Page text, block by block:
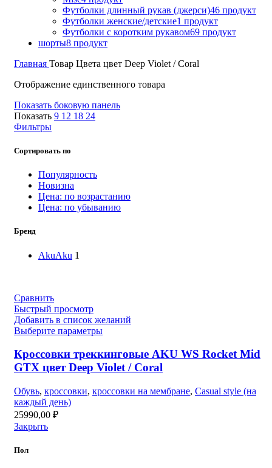
Футболки длинный рукав (джерси)46 продукт
Футболки женские/детские1 продукт
Футболки с коротким рукавом69 продукт
шорты8 продукт
Закрыть
Пол
Главная Товар Цвета цвет Deep Violet / Coral
Отображение единственного товара
Показать боковую панель
Показать 9 12 18 24
Фильтры
Сортировать по
Популярность
Новизна
Цена: по возрастанию
Цена: по убыванию
Бренд
AkuAku 1
Сравнить
Быстрый просмотр
Добавить в список желаний
Выберите параметры
Кроссовки треккинговые AKU WS Rocket Mid
GTX цвет Deep Violet / Coral
Обувь, кроссовки, кроссовки на мембране, Casual style (на
каждый день)
25990,00 ₽